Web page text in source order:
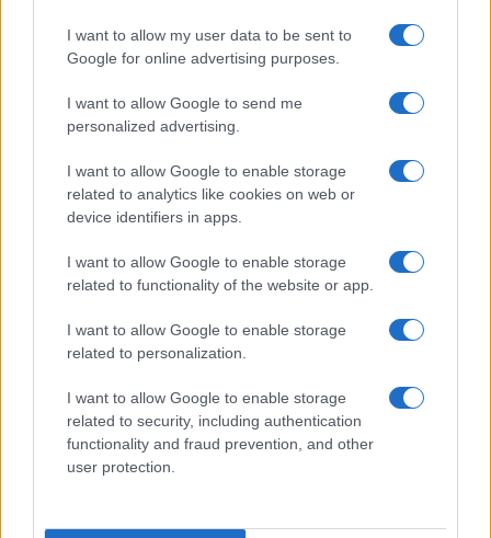
I want to allow my user data to be sent to
Google for online advertising purposes.
I want to allow Google to send me
personalized advertising.
I want to allow Google to enable storage
related to analytics like cookies on web or
device identifiers in apps.
I want to allow Google to enable storage
related to functionality of the website or app.
I want to allow Google to enable storage
related to personalization.
I want to allow Google to enable storage
related to security, including authentication
functionality and fraud prevention, and other
user protection.
devono scendere a compromessi. Dai piani alti delle
istituzioni, i romani chiedono non solo attenzione, ma
azioni tangibili che restituiscano serenità ai quartieri.
affascinante, ma ora più che mai, i suoi abitanti sono
invitati a rimanere vigili. La città chiede risposte, i
cittadini continuano a seguire con interesse
l’evoluzione di questo episodio che, seppur isolato,
fa eco in una pratica problematico che non accenna
a calare.
Precedente
Roma Pride: atti di
violenza contro la
Successiva
Saldi estivi 2026 a
Roma: ecco
occasioni!